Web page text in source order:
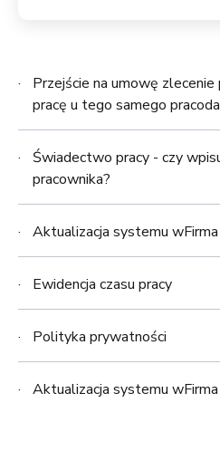
Przejście na umowę
pracę u tego samego
Świadectwo pracy - czy
pracownika?
Aktualizacja systemu
Ewidencja czasu pracy
Polityka prywatności
Aktualizacja systemu